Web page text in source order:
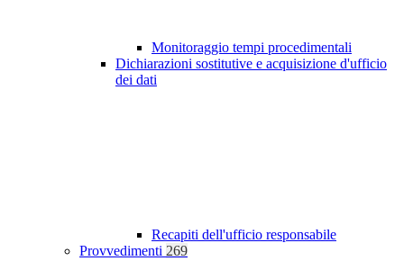
Monitoraggio tempi procedimentali
Dichiarazioni sostitutive e acquisizione d'ufficio
dei dati
Recapiti dell'ufficio responsabile
Provvedimenti 269